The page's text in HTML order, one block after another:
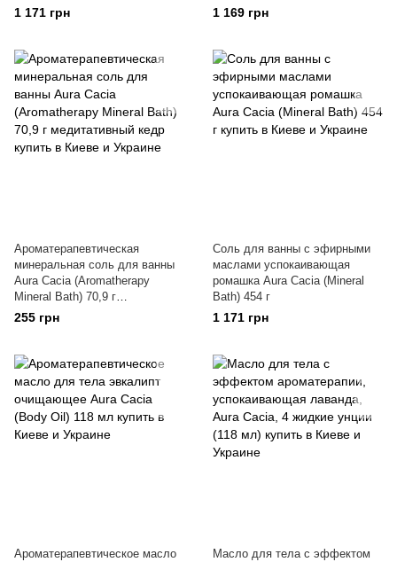
(454 г)
1 171 грн
(454 г)
1 169 грн
Ароматерапевтическая
минеральная соль для ванны
Aura Cacia (Aromatherapy
Mineral Bath) 70,9 г
медитативный кедр
255 грн
Соль для ванны с эфирными
маслами успокаивающая
ромашка Aura Cacia (Mineral
Bath) 454 г
1 171 грн
Ароматерапевтическое масло
Масло для тела с эффектом